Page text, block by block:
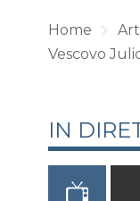
Home
Vescovo
IN